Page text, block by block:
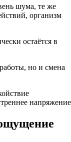
шума, те же
организм
остаётся в
но и смена
напряжение